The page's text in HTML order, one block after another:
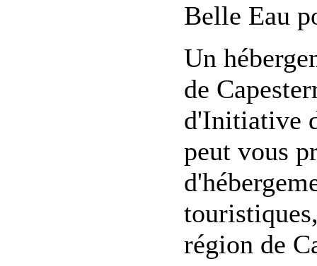
Belle Eau
Un
de
d'Initiative
peut vous
région de